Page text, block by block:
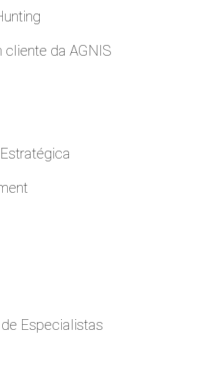
da AGNIS
Especialistas